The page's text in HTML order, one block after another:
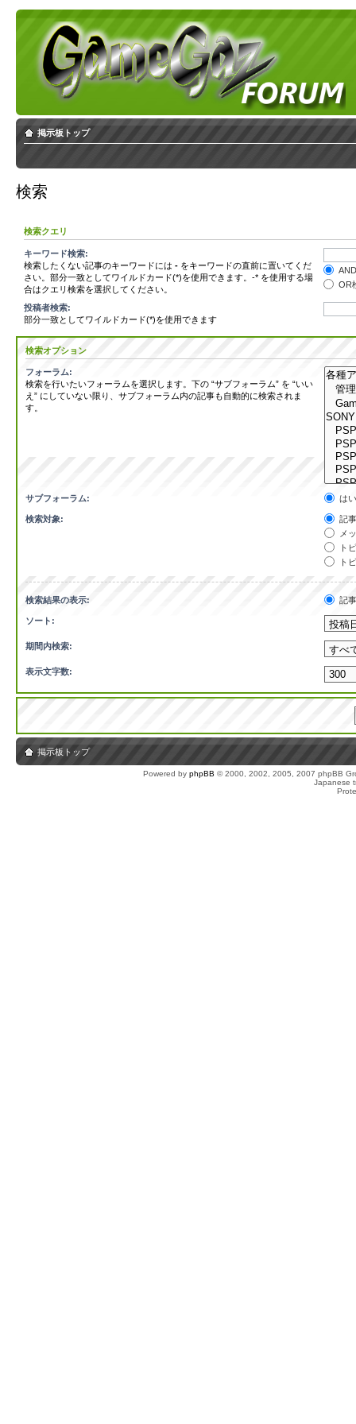
掲示板トップ
検索
検索クエリ
キーワード検索:
検索したくない記事のキーワードには - をキーワードの直前に置いてくだ
さい。部分一致としてワイルドカード(*)を使用できます。-* を使用する場
合はクエリ検索を選択してください。
OR
投稿者検索:
部分一致としてワイルドカード(*)を使用できます
検索オプション
フォーラム:
検索を行いたいフォーラムを選択します。下の “サブフォーラム” を “いい
え” にしていない限り、サブフォーラム内の記事も自動的に検索されま
す。
サブフォーラム: はい
検索対象:
記
メ
ト
ト
検索結果の表示: 記事
ソート:
期間内検索:
表示文字数:
掲示板トップ
Powered by phpBB © 2000, 2002, 2005, 2007 phpBB
Japanese